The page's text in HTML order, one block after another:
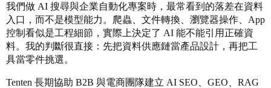
我們做 AI 搜尋與企業自動化專案時，最常看到的落差在資料
入口，而不是模型能力。爬蟲、文件轉換、瀏覽器操作、App
控制看似是工程細節，實際上決定了 AI 能不能引用正確資
料。我的判斷很直接：先把資料供應鏈當產品設計，再把工
具當零件挑選。
Tenten 長期協助 B2B 與電商團隊建立 AI SEO、GEO、RAG